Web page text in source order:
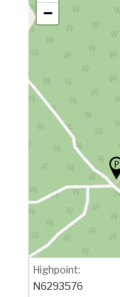
−
Highpoint:
N6293576